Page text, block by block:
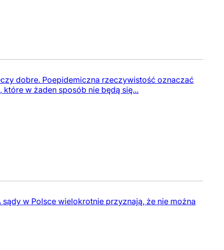
dobre. Poepidemiczna rzeczywistość oznaczać
w żaden sposób nie będą się...
w Polsce wielokrotnie przyznają, że nie można